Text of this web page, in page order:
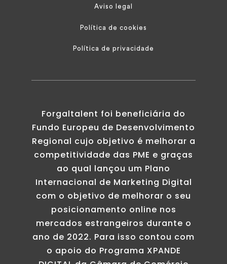
Aviso legal
Política de cookies
Política de privacidade
Forgaltalent foi beneficiária do
Fundo Europeu de Desenvolvimento
Regional cujo objetivo é melhorar a
competitividade das PME e graças
ao qual lançou um Plano
Internacional de Marketing Digital
com o objetivo de melhorar o seu
posicionamento online nos
mercados estrangeiros durante o
ano de 2022. Para isso contou com
o apoio do Programa XPANDE